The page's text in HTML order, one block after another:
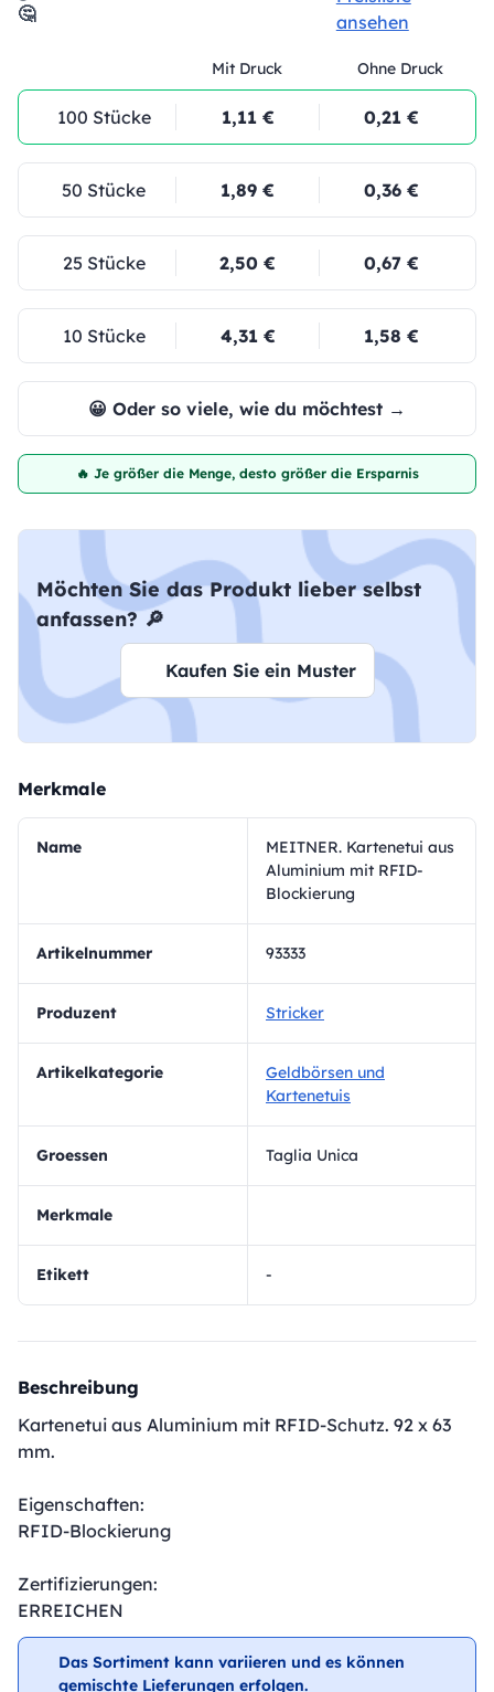
🤔
ansehen
Mit Druck Ohne Druck
100 Stücke 1,11 € 0,21 €
50 Stücke 1,89 € 0,36 €
25 Stücke 2,50 € 0,67 €
10 Stücke 4,31 € 1,58 €
😀 Oder so viele, wie du möchtest →
🔥 Je größer die Menge, desto größer die Ersparnis
Möchten Sie das Produkt lieber selbst
anfassen? 🔎
Kaufen Sie ein Muster
Merkmale
Name
MEITNER. Kartenetui aus
Aluminium mit RFID-
Blockierung
Artikelnummer 93333
Produzent Stricker
Artikelkategorie
Geldbörsen und
Kartenetuis
Groessen Taglia Unica
Merkmale
Etikett -
Beschreibung
Kartenetui aus Aluminium mit RFID-Schutz. 92 x 63
mm.
Eigenschaften:
RFID-Blockierung
Zertifizierungen:
ERREICHEN
Das Sortiment kann variieren und es können
gemischte Lieferungen erfolgen.